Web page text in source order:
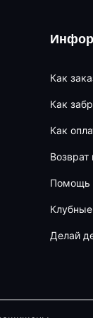
Как
Как
Как
Возврат
Помощь
Делай